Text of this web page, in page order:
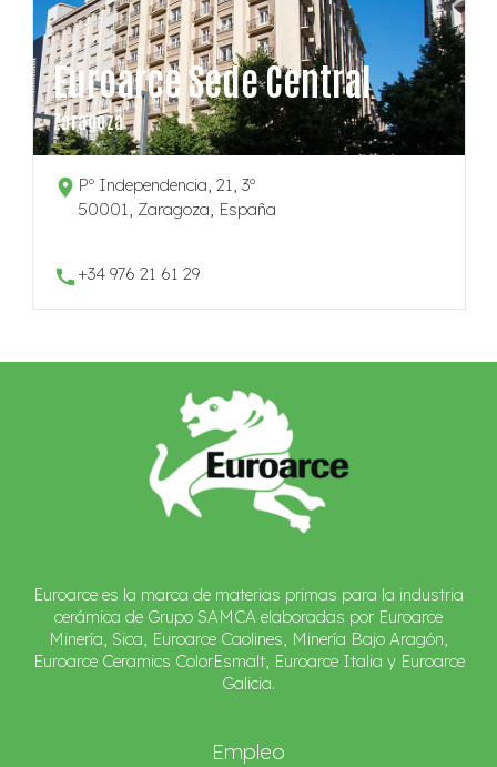
Euroarce Sede Central
Zaragoza
Pº Independencia, 21, 3º
50001, Zaragoza, España
+34 976 21 61 29
Euroarce es la marca de materias primas para la industria
cerámica de Grupo SAMCA elaboradas por Euroarce
Minería, Sica, Euroarce Caolines, Minería Bajo Aragón,
Euroarce Ceramics ColorEsmalt, Euroarce Italia y Euroarce
Galicia.
Empleo